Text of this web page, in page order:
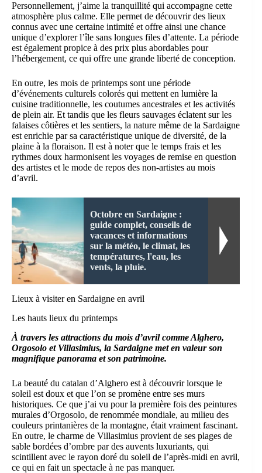
Personnellement, j’aime la tranquillité qui accompagne cette
atmosphère plus calme. Elle permet de découvrir des lieux
connus avec une certaine intimité et offre ainsi une chance
unique d’explorer l’île sans longues files d’attente. La période
est également propice à des prix plus abordables pour
l’hébergement, ce qui offre une grande liberté de conception.
En outre, les mois de printemps sont une période
d’événements culturels colorés qui mettent en lumière la
cuisine traditionnelle, les coutumes ancestrales et les activités
de plein air. Et tandis que les fleurs sauvages éclatent sur les
falaises côtières et les sentiers, la nature même de la Sardaigne
est enrichie par sa caractéristique unique de diversité, de la
plaine à la floraison. Il est à noter que le temps frais et les
rythmes doux harmonisent les voyages de remise en question
des artistes et le mode de repos des non-artistes au mois
d’avril.
Octobre en Sardaigne :
guide complet, conseils de
vacances et informations
sur la météo, le climat, les
températures, l'eau, les
vents, la pluie.
Lieux à visiter en Sardaigne en avril
Les hauts lieux du printemps
À travers les attractions du mois d’avril comme Alghero,
Orgosolo et Villasimius, la Sardaigne met en valeur son
magnifique panorama et son patrimoine.
La beauté du catalan d’Alghero est à découvrir lorsque le
soleil est doux et que l’on se promène entre ses murs
historiques. Ce que j’ai vu pour la première fois des peintures
murales d’Orgosolo, de renommée mondiale, au milieu des
couleurs printanières de la montagne, était vraiment fascinant.
En outre, le charme de Villasimius provient de ses plages de
sable bordées d’ombre par des auvents luxuriants, qui
scintillent avec le rayon doré du soleil de l’après-midi en avril,
ce qui en fait un spectacle à ne pas manquer.